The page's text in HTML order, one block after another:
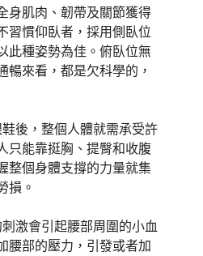
身肌肉、韌帶及關節獲得
習慣仰臥者，採用側臥位
此種姿勢為佳。俯臥位無
暢來看，都是欠科學的，
鞋後，整個人體就需承受許
只能靠挺胸、提臀和收腹
整個身體支撐的力量就集
損。
激會引起腰部周圍的小血
腰部的壓力，引發或者加